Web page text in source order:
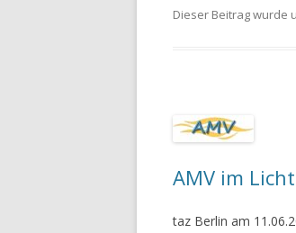
Dieser Beitrag wurde
AMV im
taz Berlin am